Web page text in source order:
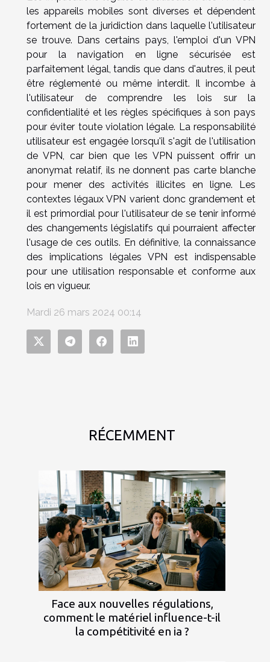
RÉCEMMENT
Face aux nouvelles régulations,
comment le matériel influence-t-il
la compétitivité en ia ?
les appareils mobiles sont diverses et dépendent
fortement de la juridiction dans laquelle l'utilisateur
se trouve. Dans certains pays, l'emploi d'un VPN
pour la navigation en ligne sécurisée est
parfaitement légal, tandis que dans d'autres, il peut
être réglementé ou même interdit. Il incombe à
l'utilisateur de comprendre les lois sur la
confidentialité et les règles spécifiques à son pays
pour éviter toute violation légale. La responsabilité
utilisateur est engagée lorsqu'il s'agit de l'utilisation
de VPN, car bien que les VPN puissent offrir un
anonymat relatif, ils ne donnent pas carte blanche
pour mener des activités illicites en ligne. Les
contextes légaux VPN varient donc grandement et
il est primordial pour l'utilisateur de se tenir informé
des changements législatifs qui pourraient affecter
l'usage de ces outils. En définitive, la connaissance
des implications légales VPN est indispensable
pour une utilisation responsable et conforme aux
lois en vigueur.
Mardi 26 mars 2024 00:14